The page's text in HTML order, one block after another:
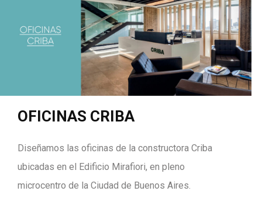
OFICINAS CRIBA
Diseñamos las oficinas de la constructora Criba
ubicadas en el Edificio Mirafiori, en pleno
microcentro de la Ciudad de Buenos Aires.